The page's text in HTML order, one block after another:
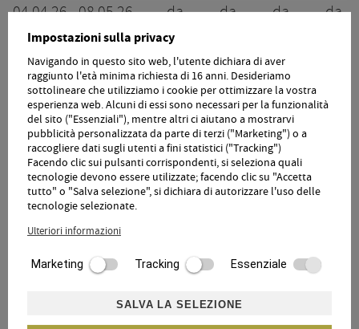
04.04.26 - 08.05.26
31.10.26 - 07.11.26
da
35,00 €
da
da
da
09.05.26 - 10.07.26
17.10.26 - 30.10.26
da
35,00 €
da
45,00 €
da
55,00 € 65,00 €
11.07.26 - 16.10.26
da
35,00 €
da
45,00 €
da
55,00 € 65,00 €
prezzi a partire di due adulti
extra a partire il 14. compleanno.
Impostazioni sulla privacy
Navigando in questo sito web, l'utente dichiara di aver
raggiunto l'età minima richiesta di 16 anni. Desideriamo
sottolineare che utilizziamo i cookie per ottimizzare la vostra
esperienza web. Alcuni di essi sono necessari per la funzionalità
del sito ("Essenziali"), mentre altri ci aiutano a mostrarvi
pubblicità personalizzata da parte di terzi ("Marketing") o a
raccogliere dati sugli utenti a fini statistici ("Tracking")
Facendo clic sui pulsanti corrispondenti, si seleziona quali
tecnologie devono essere utilizzate; facendo clic su "Accetta
tutto" o "Salva selezione", si dichiara di autorizzare l'uso delle
tecnologie selezionate.
Ulteriori informazioni
Marketing Tracking Essenziale
SALVA LA SELEZIONE